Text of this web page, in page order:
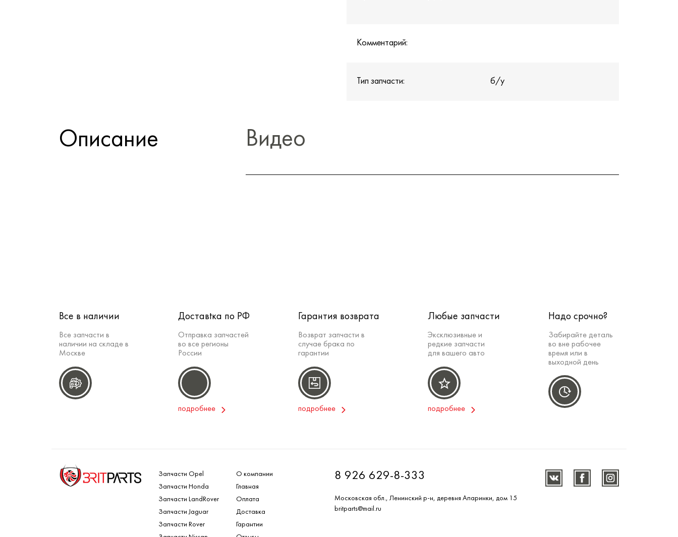
Комментарий:
Тип запчасти: б/у
Описание Видео
Все в наличии
Все запчасти в
наличии на складе в
Москве
Доставtка по РФ
Отправка запчастей
во все регионы
России
подробнее
Гарантия возврата
Возврат запчасти в
случае брака по
гарантии
подробнее
Любые запчасти
Эксклюзивные и
редкие запчасти
для вашего авто
подробнее
Надо срочно?
Забирайте деталь
во вне рабочее
время или в
выходной день
Запчасти Opel
Запчасти Honda
Запчасти LandRover
Запчасти Jaguar
Запчасти Rover
О компании
Главная
Оплата
Доставка
Гарантии
8 926 629-8-333
Московская обл., Ленинский р-н, деревня Апаринки, дом 15
britparts@mail.ru